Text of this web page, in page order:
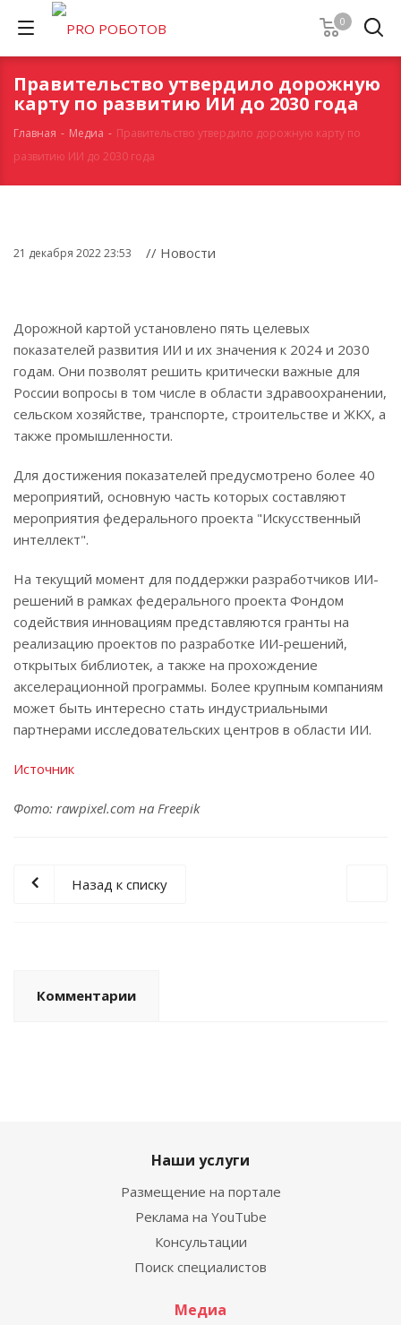
0
Правительство утвердило дорожную
карту по развитию ИИ до 2030 года
Главная - Медиа - Правительство утвердило дорожную карту по
развитию ИИ до 2030 года
21 декабря 2022 23:53 // Новости
Дорожной картой установлено пять целевых
показателей развития ИИ и их значения к 2024 и 2030
годам. Они позволят решить критически важные для
России вопросы в том числе в области здравоохранении,
сельском хозяйстве, транспорте, строительстве и ЖКХ, а
также промышленности.
Для достижения показателей предусмотрено более 40
мероприятий, основную часть которых составляют
мероприятия федерального проекта "Искусственный
интеллект".
На текущий момент для поддержки разработчиков ИИ-
решений в рамках федерального проекта Фондом
содействия инновациям представляются гранты на
реализацию проектов по разработке ИИ-решений,
открытых библиотек, а также на прохождение
акселерационной программы. Более крупным компаниям
может быть интересно стать индустриальными
партнерами исследовательских центров в области ИИ.
Источник
Фото: rawpixel.com на Freepik
Назад к списку
Комментарии
Наши услуги
Размещение на портале
Реклама на YouTube
Консультации
Поиск специалистов
Медиа